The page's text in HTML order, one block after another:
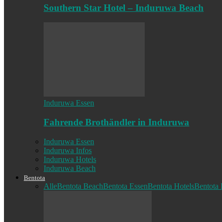
Southern Star Hotel – Induruwa Beach
Induruwa Essen
Fahrende Brothändler in Induruwa
Induruwa Essen
Induruwa Infos
Induruwa Hotels
Induruwa Beach
Bentota
AlleBentota BeachBentota EssenBentota HotelsBentota